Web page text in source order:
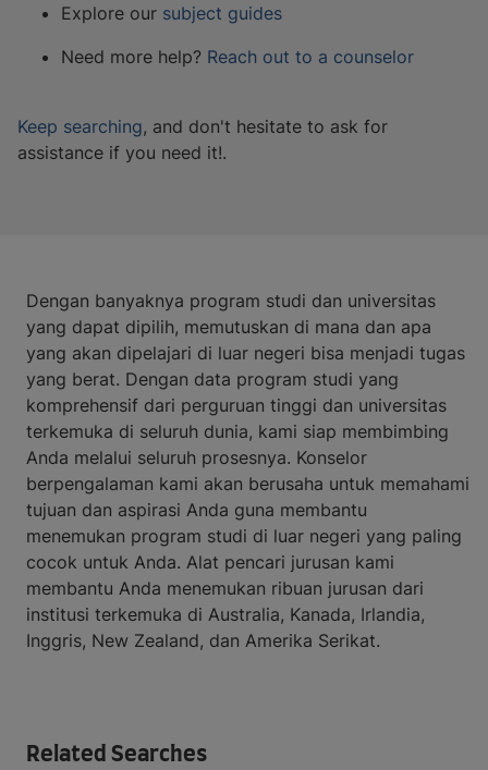
Explore our subject guides
Need more help? Reach out to a counselor
Keep searching, and don't hesitate to ask for
assistance if you need it!.
Dengan banyaknya program studi dan universitas
yang dapat dipilih, memutuskan di mana dan apa
yang akan dipelajari di luar negeri bisa menjadi tugas
yang berat. Dengan data program studi yang
komprehensif dari perguruan tinggi dan universitas
terkemuka di seluruh dunia, kami siap membimbing
Anda melalui seluruh prosesnya. Konselor
berpengalaman kami akan berusaha untuk memahami
tujuan dan aspirasi Anda guna membantu
menemukan program studi di luar negeri yang paling
cocok untuk Anda. Alat pencari jurusan kami
membantu Anda menemukan ribuan jurusan dari
institusi terkemuka di Australia, Kanada, Irlandia,
Inggris, New Zealand, dan Amerika Serikat.
Related Searches